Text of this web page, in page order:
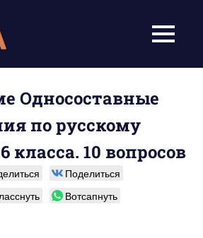
для
школьников
1-
11
класс
МЕНЮ
Односоставные
по русскому
класса. 10 вопросов
Поделиться
Вотсапнуть